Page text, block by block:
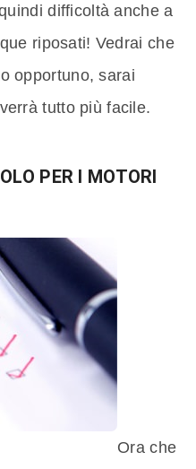
difficoltà anche a
riposati! Vedrai che
opportuno, sarai
tutto più facile.
PER I MOTORI
Ora che